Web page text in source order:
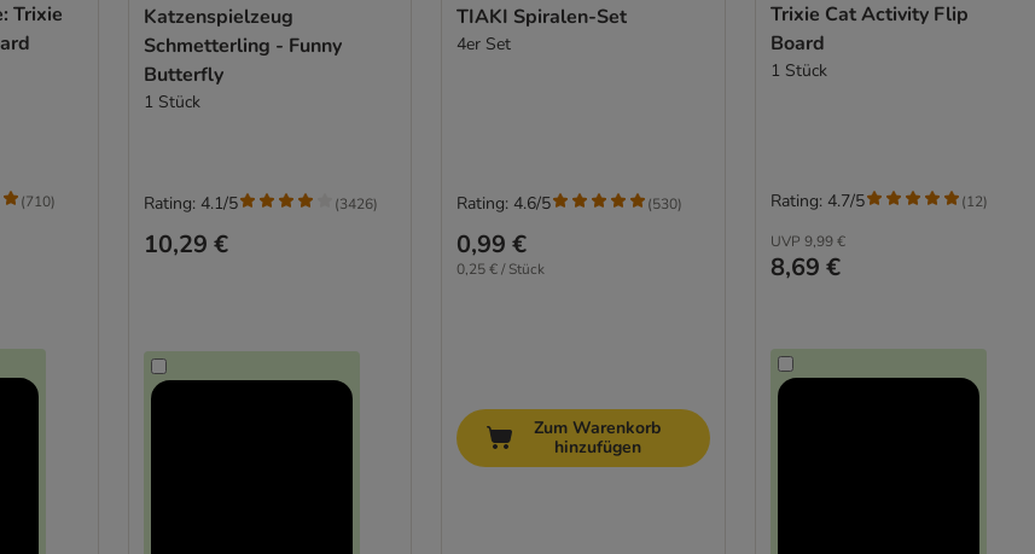
Trixie
(710)
Katzenspielzeug
Schmetterling - Funny
Butterfly
1 Stück
10,29 €
Rating: 4.1/5 (3426)
TIAKI Spiralen-Set
4er Set
0,99 €
0,25 € / Stück
Rating: 4.6/5 (530)
Zum Warenkorb
hinzufügen
Trixie Cat Activity Flip
Board
1 Stück
UVP 9,99 €
8,69 €
Rating: 4.7/5 (12)